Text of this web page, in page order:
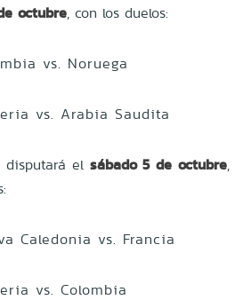
octubre, con los duelos:
vs. Noruega
vs. Arabia Saudita
disputará el sábado 5 de octubre,
Caledonia vs. Francia
vs. Colombia